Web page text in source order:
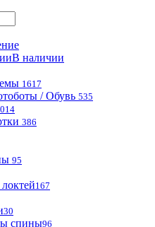
В наличии
1617
/ Обувь 535
386
95
167
30
спины96